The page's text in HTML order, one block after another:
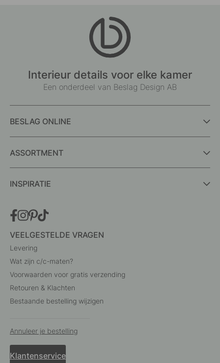
Interieur details voor elke kamer
Een onderdeel van Beslag Design AB
BESLAG ONLINE
ASSORTMENT
INSPIRATIE
VEELGESTELDE VRAGEN
Levering
Wat zijn c/c-maten?
Voorwaarden voor gratis verzending
Retouren & Klachten
Bestaande bestelling wijzigen
Annuleer je bestelling
Klantenservice